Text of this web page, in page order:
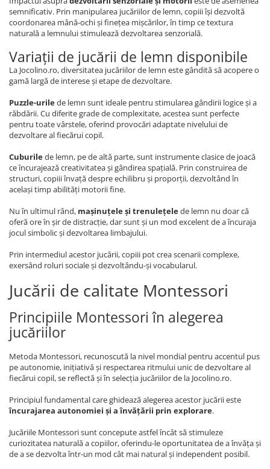
semnificativ. Prin manipularea jucăriilor de lemn, copiii își dezvoltă
coordonarea mână-ochi și finețea mișcărilor, în timp ce textura
naturală a lemnului stimulează dezvoltarea senzorială.
Variații de jucării de lemn disponibile
La Jocolino.ro, diversitatea jucăriilor de lemn este gândită să acopere o
gamă largă de interese și etape de dezvoltare.
Puzzle-urilede lemn sunt ideale pentru stimularea gândirii logice și a
răbdării. Cu diferite grade de complexitate, acestea sunt perfecte
pentru toate vârstele, oferind provocări adaptate nivelului de
dezvoltare al fiecărui copil.
Cuburilede lemn, pe de altă parte, sunt instrumente clasice de joacă
ce încurajează creativitatea și gândirea spațială. Prin construirea de
structuri, copiii învață despre echilibru și proporții, dezvoltând în
același timp abilități motorii fine.
Nu în ultimul rând, mașinuțele și trenulețelede lemn nu doar că
oferă ore în șir de distracție, dar sunt și un mod excelent de a încuraja
jocul simbolic și dezvoltarea limbajului.
Prin intermediul acestor jucării, copiii pot crea scenarii complexe,
exersând roluri sociale și dezvoltându-și vocabularul.
Jucării de calitate Montessori
Principiile Montessori în alegerea
jucăriilor
Metoda Montessori, recunoscută la nivel mondial pentru accentul pus
pe autonomie, inițiativă și respectarea ritmului unic de dezvoltare al
fiecărui copil, se reflectă și în selecția jucăriilor de la Jocolino.ro.
Principiul fundamental care ghidează alegerea acestor jucării este
încurajarea autonomiei și a învățării prin explorare.
Jucăriile Montessori sunt concepute astfel încât să stimuleze
curiozitatea naturală a copiilor, oferindu-le oportunitatea de a învăța și
de a se dezvolta într-un mod cât mai natural și independent posibil.